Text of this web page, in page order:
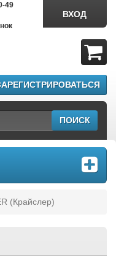
49
ПОИСК
ВХОД
(Крайслер)